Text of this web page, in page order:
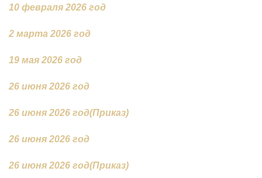
10 февраля 2026 год
2 марта 2026 год
19 мая 2026 год
26 июня 2026 год
26 июня 2026 год(Приказ)
26 июня 2026 год
26 июня 2026 год(Приказ)